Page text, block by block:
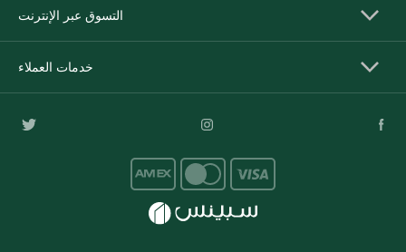
التسوق عبر الإنترنت
خدمات العملاء